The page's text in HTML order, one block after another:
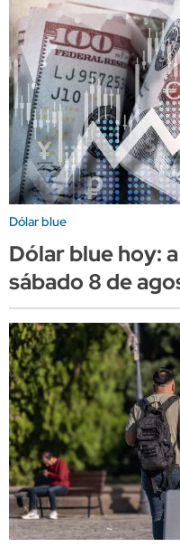
Dólar blue
Dólar blue hoy:
sábado 8 de